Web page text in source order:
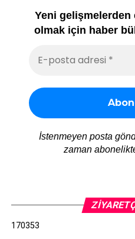
Yeni gelişmelerden
olmak için haber
İstenmeyen posta
zaman
170353